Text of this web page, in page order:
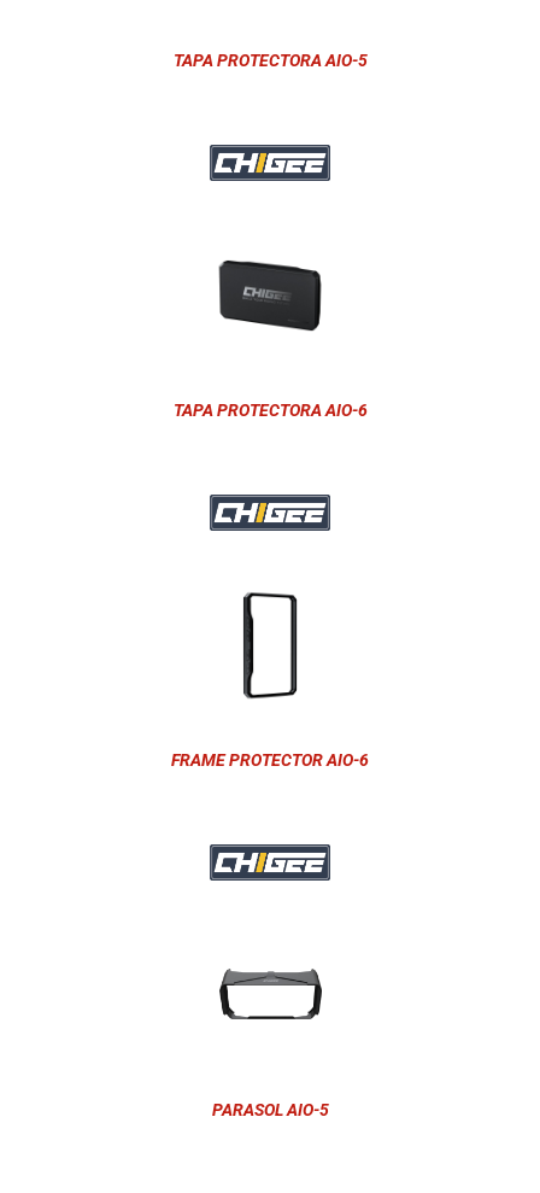
TAPA PROTECTORA AIO-5
TAPA PROTECTORA AIO-6
FRAME PROTECTOR AIO-6
PARASOL AIO-5